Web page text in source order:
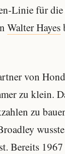
Linie für die
Walter Hayes
von
zu klein.
zu
Bereits